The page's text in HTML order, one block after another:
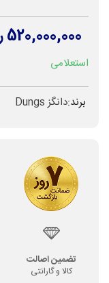
520,000,000 ریال
استعلامی
برند:دانگز Dungs
تضمین اصالت
کالا و گارانتی